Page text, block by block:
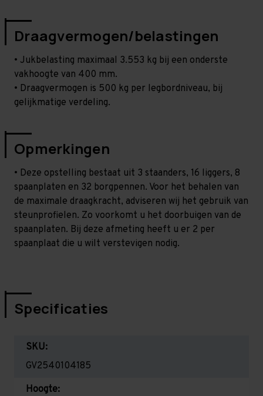
Draagvermogen/belastingen
• Jukbelasting maximaal 3.553 kg bij een onderste
vakhoogte van 400 mm.
• Draagvermogen is 500 kg per legbordniveau, bij
gelijkmatige verdeling.
Opmerkingen
• Deze opstelling bestaat uit 3 staanders, 16 liggers, 8
spaanplaten en 32 borgpennen. Voor het behalen van
de maximale draagkracht, adviseren wij het gebruik van
steunprofielen. Zo voorkomt u het doorbuigen van de
spaanplaten. Bij deze afmeting heeft u er 2 per
spaanplaat die u wilt verstevigen nodig.
Specificaties
SKU:
GV2540104185
Hoogte: